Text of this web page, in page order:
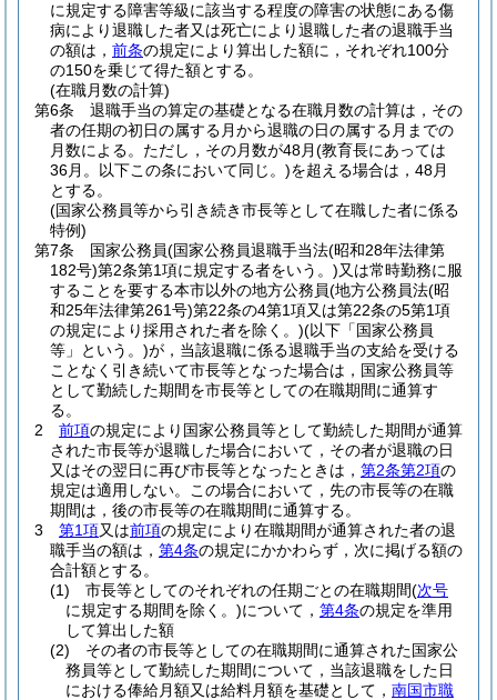
に規定する障害等級に該当する程度の障害の状態にある傷
病により退職した者又は死亡により退職した者の退職手当
の額は， 前条の規定により算出した額に，それぞれ100分
の150を乗じて得た額とする。
(在職月数の計算)
第6条
退職手当の算定の基礎となる在職月数の計算は，その
者の任期の初日の属する月から退職の日の属する月までの
月数による。 ただし，その月数が48月(教育長にあっては
36月。以下この条において同じ。)を超える場合は，48月
とする。
(国家公務員等から引き続き市長等として在職した者に係る
特例)
第7条
国家公務員(国家公務員退職手当法(昭和28年法律第
182号)第2条第1項に規定する者をいう。)又は常時勤務に服
することを要する本市以外の地方公務員(地方公務員法(昭
和25年法律第261号)第22条の4第1項又は第22条の5第1項
の規定により採用された者を除く。)(以下「国家公務員
等」という。)が，当該退職に係る退職手当の支給を受ける
ことなく引き続いて市長等となった場合は，国家公務員等
として勤続した期間を市長等としての在職期間に通算す
る。
2
前項の規定により国家公務員等として勤続した期間が通算
された市長等が退職した場合において，その者が退職の日
又はその翌日に再び市長等となったときは， 第2条第2項の
規定は適用しない。
この場合において，先の市長等の在職
期間は，後の市長等の在職期間に通算する。
3
第1項又は前項の規定により在職期間が通算された者の退
職手当の額は， 第4条の規定にかかわらず，次に掲げる額の
合計額とする。
(1)
市長等としてのそれぞれの任期ごとの在職期間(次号
に規定する期間を除く。)について， 第4条の規定を準用
して算出した額
(2)
その者の市長等としての在職期間に通算された国家公
務員等として勤続した期間について，当該退職をした日
における俸給月額又は給料月額を基礎として， 南国市職